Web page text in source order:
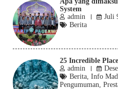
System
admin
Juli
Berita
25 Incredible
admin
Berita ,Info
Pengumuman ,